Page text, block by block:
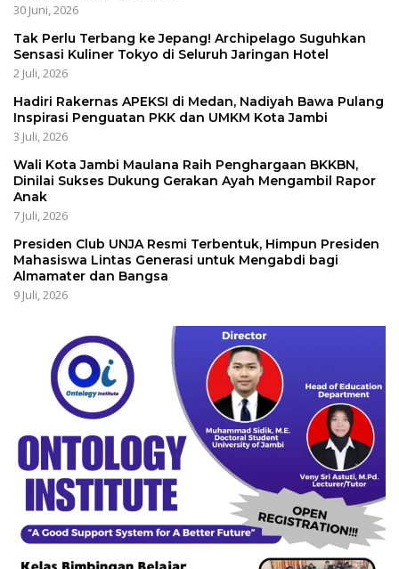
30 Juni, 2026
Tak Perlu Terbang ke Jepang! Archipelago Suguhkan
Sensasi Kuliner Tokyo di Seluruh Jaringan Hotel
2 Juli, 2026
Hadiri Rakernas APEKSI di Medan, Nadiyah Bawa Pulang
Inspirasi Penguatan PKK dan UMKM Kota Jambi
3 Juli, 2026
Wali Kota Jambi Maulana Raih Penghargaan BKKBN,
Dinilai Sukses Dukung Gerakan Ayah Mengambil Rapor
Anak
7 Juli, 2026
Presiden Club UNJA Resmi Terbentuk, Himpun Presiden
Mahasiswa Lintas Generasi untuk Mengabdi bagi
Almamater dan Bangsa
9 Juli, 2026